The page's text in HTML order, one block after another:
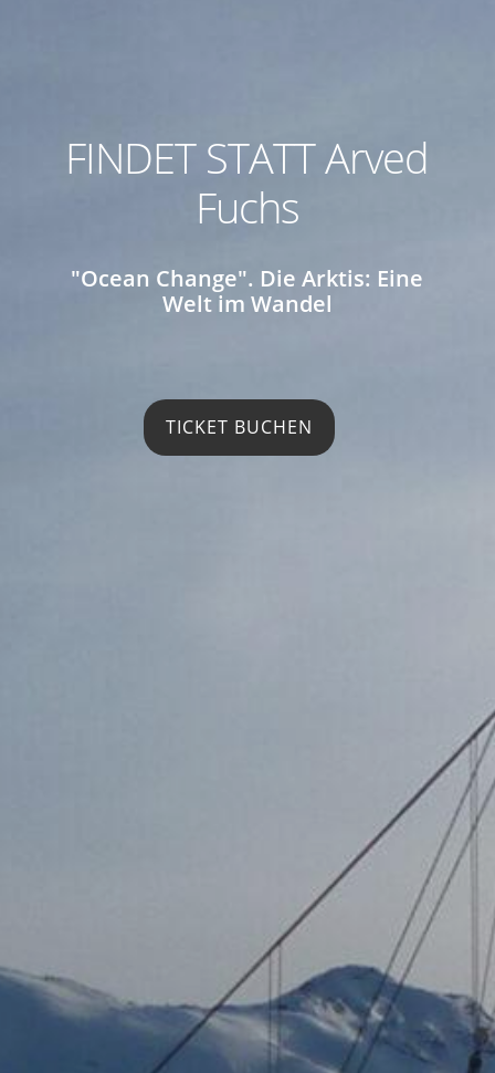
FINDET STATT Arved
Fuchs
"Ocean Change". Die Arktis: Eine
Welt im Wandel
TICKET BUCHEN